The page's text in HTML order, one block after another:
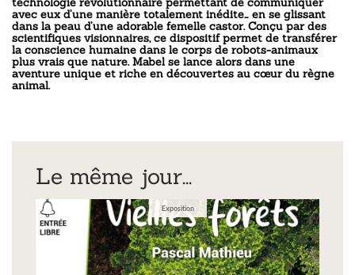
avec eux d’une manière totalement inédite… en se glissant
dans la peau d’une adorable femelle castor. Conçu par des
scientifiques visionnaires, ce dispositif permet de transférer
la conscience humaine dans le corps de robots-animaux
plus vrais que nature. Mabel se lance alors dans une
aventure unique et riche en découvertes au cœur du règne
animal.
Le même jour...
Exposition